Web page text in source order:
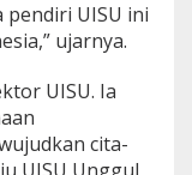
pendiri UISU ini
ujarnya.
UISU. Ia
cita-